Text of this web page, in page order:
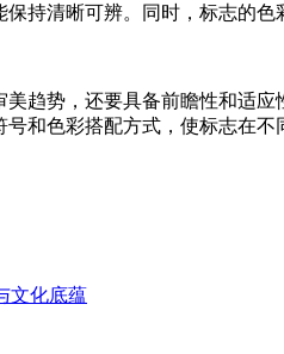
持清晰可辨。同时，标志的
趋势，还要具备前瞻性和适
和色彩搭配方式，使标志在不
文化底蕴